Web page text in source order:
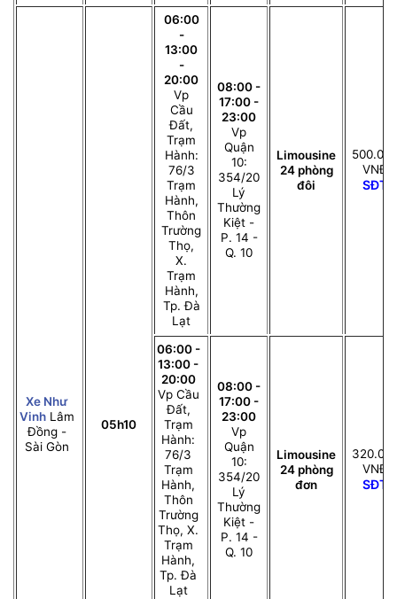
Xe Như
Vinh Lâm
Đồng -
Sài Gòn
05h10
06:00
-
13:00
-
20:00
Vp
Cầu
Đất,
Trạm
Hành:
76/3
Trạm
Hành,
Thôn
Trường
Thọ,
X.
Trạm
Hành,
Tp. Đà
Lạt
08:00 -
17:00 -
23:00
Vp
Quận
10:
354/20
Lý
Thường
Kiệt -
P. 14 -
Q. 10
Limousine
24 phòng
đôi
VNĐ
SĐT
06:00 -
13:00 -
20:00
Vp Cầu
Đất,
Trạm
Hành:
76/3
Trạm
Hành,
Thôn
Trường
Thọ, X.
Trạm
Hành,
Tp. Đà
Lạt
08:00 -
17:00 -
23:00
Vp
Quận
10:
354/20
Lý
Thường
Kiệt -
P. 14 -
Q. 10
Limousine
24 phòng
đơn
VNĐ
SĐT